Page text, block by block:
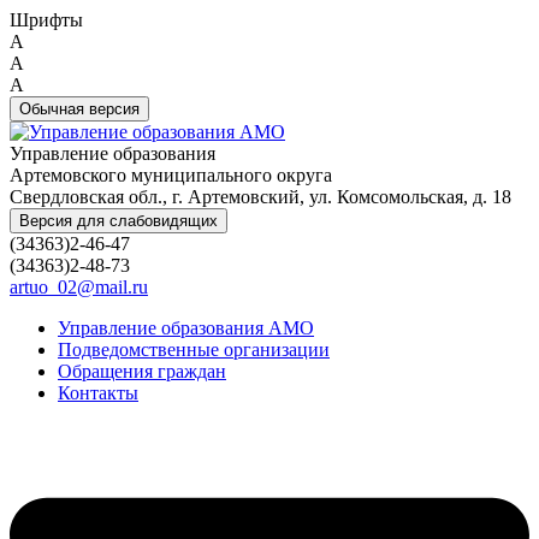
Шрифты
A
A
A
Обычная версия
Управление образования
Артемовского муниципального округа
Свердловская обл., г. Артемовский, ул. Комсомольская, д. 18
Версия для слабовидящих
(34363)2-46-47
(34363)2-48-73
artuo_02@mail.ru
Управление образования АМО
Подведомственные организации
Обращения граждан
Контакты